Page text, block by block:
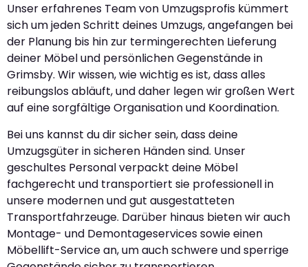
Unser erfahrenes Team von Umzugsprofis kümmert
sich um jeden Schritt deines Umzugs, angefangen bei
der Planung bis hin zur termingerechten Lieferung
deiner Möbel und persönlichen Gegenstände in
Grimsby. Wir wissen, wie wichtig es ist, dass alles
reibungslos abläuft, und daher legen wir großen Wert
auf eine sorgfältige Organisation und Koordination.
Bei uns kannst du dir sicher sein, dass deine
Umzugsgüter in sicheren Händen sind. Unser
geschultes Personal verpackt deine Möbel
fachgerecht und transportiert sie professionell in
unsere modernen und gut ausgestatteten
Transportfahrzeuge. Darüber hinaus bieten wir auch
Montage- und Demontageservices sowie einen
Möbellift-Service an, um auch schwere und sperrige